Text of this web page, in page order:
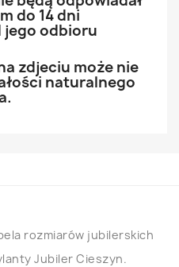
do 14 dni
jego odbioru
zdjeciu może nie
naturalnego
rozmiarów jubilerskich
Jubiler Cieszyn.